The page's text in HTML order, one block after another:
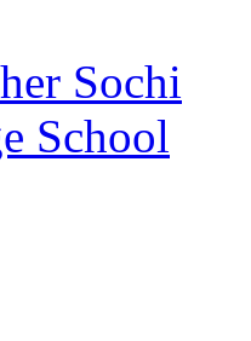
Sochi
School